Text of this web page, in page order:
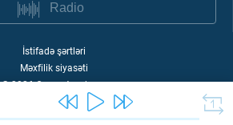
Radio
İstifadə şərtləri
Məxfilik siyasəti
©2026Quran Academy